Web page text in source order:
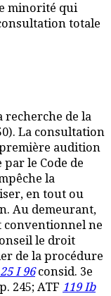
minorité qui
totale
de la
La consultation
audition
le Code de
la
en tout ou
Au demeurant,
ne
le droit
de la procédure
I 96consid. 3e
245; ATF 119 Ib